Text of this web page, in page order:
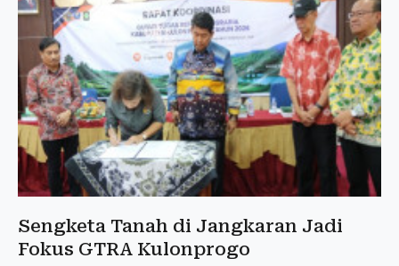
Sengketa Tanah di Jangkaran Jadi
Fokus GTRA Kulonprogo